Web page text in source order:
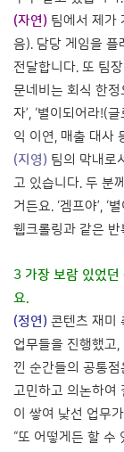
(자연) 팀에서 제가
음). 담당 게임을 플
전달합니다. 또 팀
문네비는 회식 한정
자’, ‘별이되어라!(
익 이연, 매출 대사
(지영) 팀의 막내로
고 있습니다. 두 분
거든요. ‘겜프야’, ‘
웹크롤링과 같은
3 가장 보람 있었던
요.
(정연) 콘텐츠 재미
업무들을 진행했고
낀 순간들의 공통
고민하고 의논하여
이 쌓여 낯선 업무
“또 어떻게든 할 수